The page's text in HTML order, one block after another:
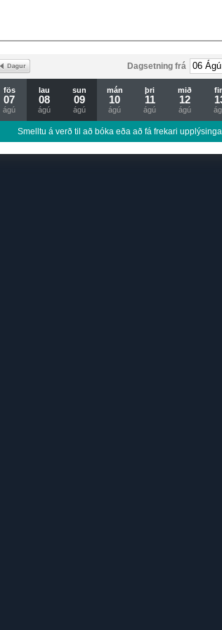
Dagsetning frá
fös
07
ágú
lau
08
ágú
sun
09
ágú
mán
10
ágú
þri
11
ágú
mið
12
ágú
Smelltu á verð til að bóka eða að fá frekari